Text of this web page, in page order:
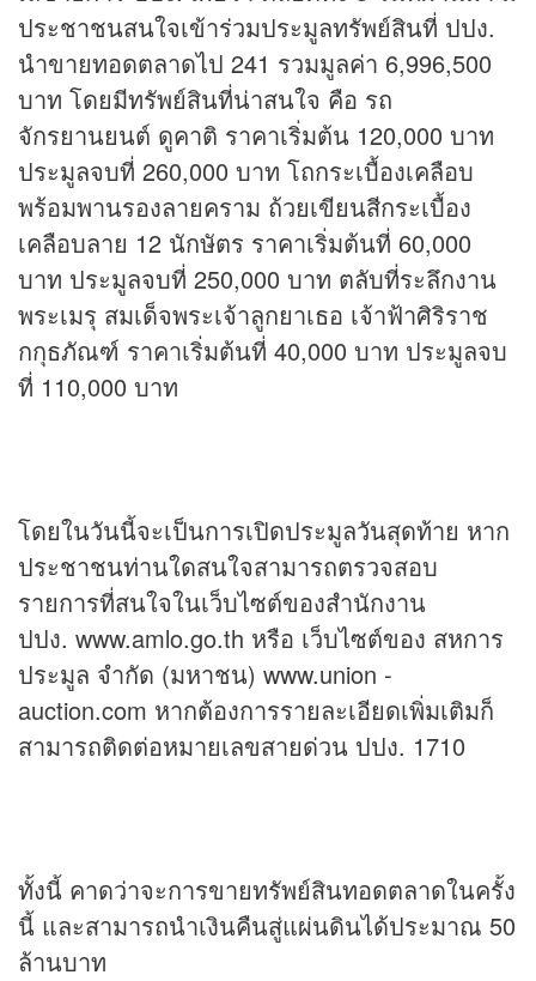
ประชาชนสนใจเข้าร่วมประมูลทรัพย์สินที่ ปปง.
นำขายทอดตลาดไป 241 รวมมูลค่า 6,996,500
บาท โดยมีทรัพย์สินที่น่าสนใจ คือ รถ
จักรยานยนต์ ดูคาติ ราคาเริ่มต้น 120,000 บาท
ประมูลจบที่ 260,000 บาท โถกระเบื้องเคลือบ
พร้อมพานรองลายคราม ถ้วยเขียนสีกระเบื้อง
เคลือบลาย 12 นักษัตร ราคาเริ่มต้นที่ 60,000
บาท ประมูลจบที่ 250,000 บาท ตลับที่ระลึกงาน
พระเมรุ สมเด็จพระเจ้าลูกยาเธอ เจ้าฟ้าศิริราช
กกุธภัณฑ์ ราคาเริ่มต้นที่ 40,000 บาท ประมูลจบ
ที่ 110,000 บาท
โดยในวันนี้จะเป็นการเปิดประมูลวันสุดท้าย หาก
ประชาชนท่านใดสนใจสามารถตรวจสอบ
รายการที่สนใจในเว็บไซต์ของสำนักงาน
ปปง. www.amlo.go.th หรือ เว็บไซต์ของ สหการ
ประมูล จำกัด (มหาชน) www.union -
auction.com หากต้องการรายละเอียดเพิ่มเติมก็
สามารถติดต่อหมายเลขสายด่วน ปปง. 1710
ทั้งนี้ คาดว่าจะการขายทรัพย์สินทอดตลาดในครั้ง
นี้ และสามารถนำเงินคืนสู่แผ่นดินได้ประมาณ 50
ล้านบาท